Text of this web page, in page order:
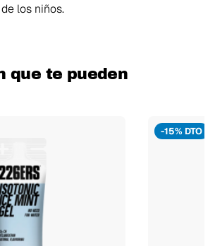
los niños.
que te pueden
-15% DTO